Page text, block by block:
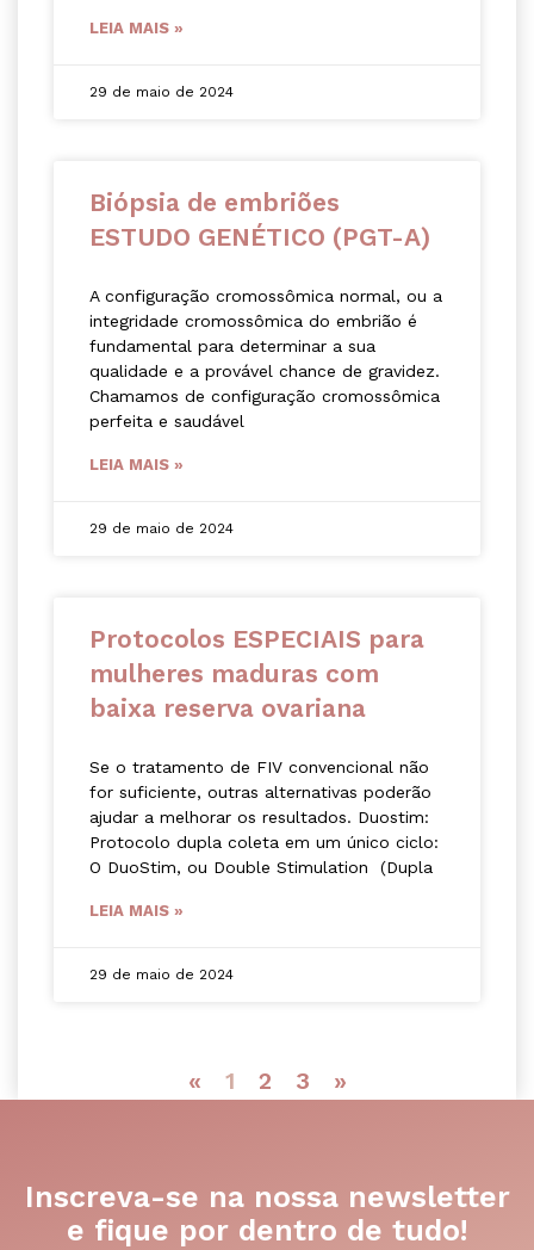
LEIA MAIS »
29 de maio de 2024
Biópsia de embriões
ESTUDO GENÉTICO (PGT-A)
A configuração cromossômica normal, ou a
integridade cromossômica do embrião é
fundamental para determinar a sua
qualidade e a provável chance de gravidez.
Chamamos de configuração cromossômica
perfeita e saudável
LEIA MAIS »
29 de maio de 2024
Protocolos ESPECIAIS para
mulheres maduras com
baixa reserva ovariana
Se o tratamento de FIV convencional não
for suficiente, outras alternativas poderão
ajudar a melhorar os resultados. Duostim:
Protocolo dupla coleta em um único ciclo:
O DuoStim, ou Double Stimulation (Dupla
LEIA MAIS »
29 de maio de 2024
« 1 2 3 »
Inscreva-se na nossa newsletter
e fique por dentro de tudo!